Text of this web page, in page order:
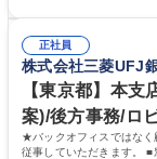
務人事】経験者歓迎
囲のメンバーと協調し
歴・資格 学歴：大学
正社員
株式会社三菱UFJ
【東京都】本
案)/後方事務/ロ
★バックオフィスではな
従事していただきます。 ■